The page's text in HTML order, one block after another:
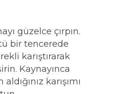
güzelce çırpın.
bir tencerede
karıştırarak
Kaynayınca
karışımı